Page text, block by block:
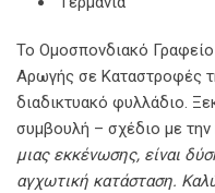
Το Ομοσπονδιακό
Αρωγής σε Καταστροφές
διαδικτυακό φυλλάδιο.
συμβουλή – σχέδιο με την
μιας εκκένωσης, είναι
αγχωτική κατάσταση.